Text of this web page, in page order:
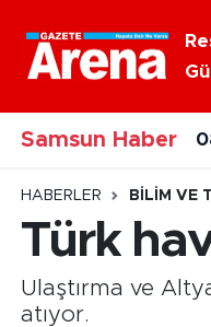
Samsun Haber
HABERLER BILIM VE
Türk
Ulaştırma ve
atıyor.
Eczaneler
Namaz Vakitleri
Puan Durumu ve